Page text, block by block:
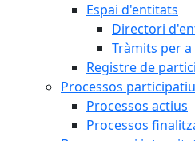
Espai d'entitats
Directori
Tràmits per
Registre de
Processos
Processos actius
Processos